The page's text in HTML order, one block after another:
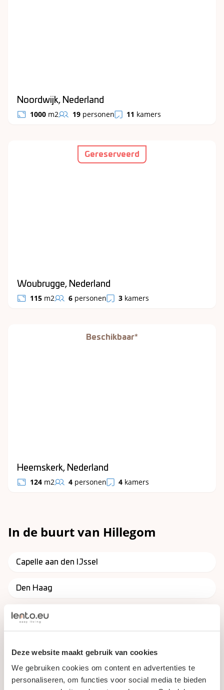
Deze website maakt gebruik van cookies
We gebruiken cookies om content en advertenties te
personaliseren, om functies voor social media te bieden
Noordwijk, Nederland
1000 m2 19 personen 11 kamers
Gereserveerd
Woubrugge, Nederland
115 m2 6 personen 3 kamers
Beschikbaar*
Heemskerk, Nederland
124 m2 4 personen 4 kamers
In de buurt van Hillegom
Capelle aan den IJssel
Den Haag
Dordrecht
Lisse